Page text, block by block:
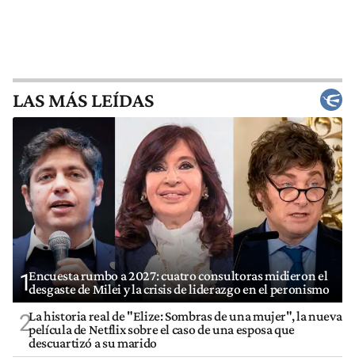
LAS MÁS LEÍDAS
1Encuesta rumbo a 2027: cuatro consultoras midieron el
desgaste de Milei y la crisis de liderazgo en el peronismo
2La historia real de "Elize: Sombras de una mujer", la nueva
película de Netflix sobre el caso de una esposa que
descuartizó a su marido